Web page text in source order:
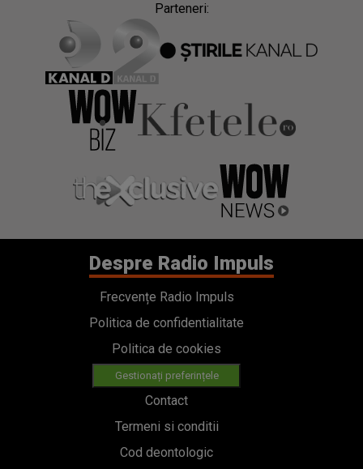
Parteneri:
Despre Radio Impuls
Frecvențe Radio Impuls
Politica de confidentialitate
Politica de cookies
Gestionați preferințele
Contact
Termeni si conditii
Cod deontologic